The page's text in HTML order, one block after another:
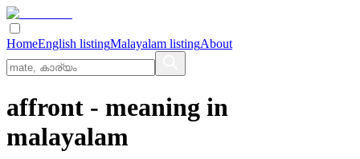
HomeEnglish listingMalayalam listingAbout
affront - meaning in
malayalam